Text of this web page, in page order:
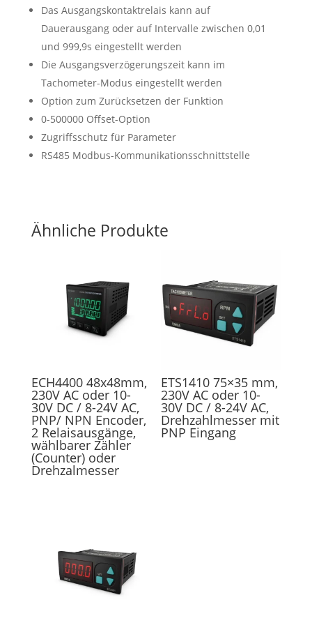
Das Ausgangskontaktrelais kann auf
Dauerausgang oder auf Intervalle zwischen 0,01
und 999,9s eingestellt werden
Die Ausgangsverzögerungszeit kann im
Tachometer-Modus eingestellt werden
Option zum Zurücksetzen der Funktion
0-500000 Offset-Option
Zugriffsschutz für Parameter
RS485 Modbus-Kommunikationsschnittstelle
Ähnliche Produkte
ECH4400 48x48mm,
230V AC oder 10-
30V DC / 8-24V AC,
PNP/ NPN Encoder,
2 Relaisausgänge,
wählbarer Zähler
(Counter) oder
Drehzalmesser
ETS1410 75×35 mm,
230V AC oder 10-
30V DC / 8-24V AC,
Drehzahlmesser mit
PNP Eingang